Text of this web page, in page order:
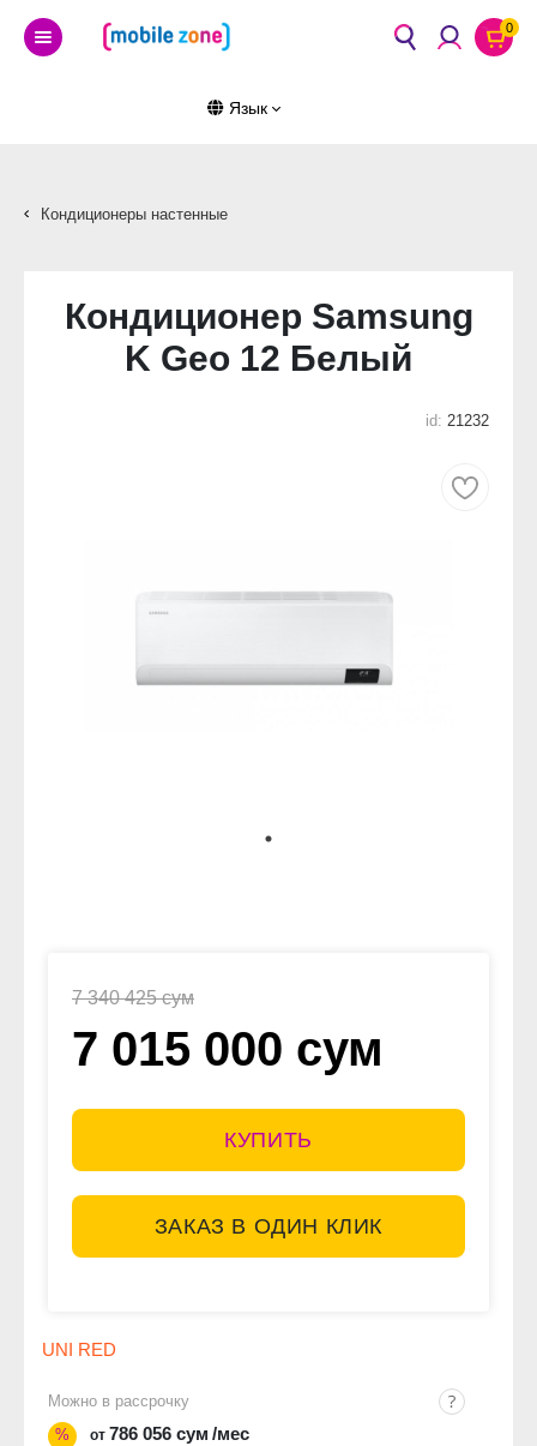
0
Язык
Кондиционеры настенные
Кондиционер Samsung
K Geo 12 Белый
id: 21232
7 340 425 сум
7 015 000 сум
КУПИТЬ
ЗАКАЗ В ОДИН КЛИК
UNI RED
Можно в рассрочку
%
от 786 056 сум /мес